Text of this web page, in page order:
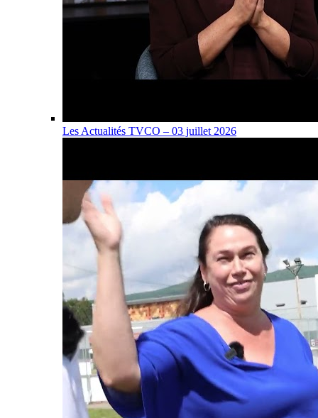
Les Actualités TVCO – 03 juillet 2026